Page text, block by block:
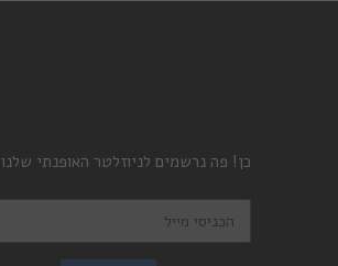
כן! פה נרשמים לניוזלטר האופנתי שלנו